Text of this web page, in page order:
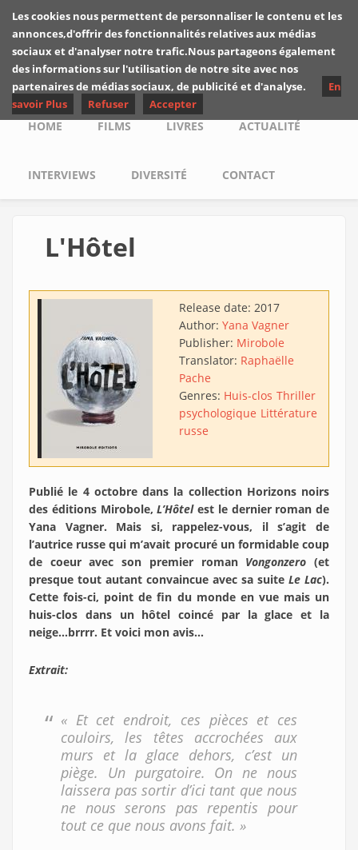
Skip to main content
Les critiques de
Yuyine
Main menu
HOME FILMS LIVRES ACTUALITÉ
INTERVIEWS DIVERSITÉ CONTACT
L'Hôtel
Release date: 2017
Author: Yana Vagner
Publisher: Mirobole
Translator: Raphaëlle
Pache
Genres: Huis-clos Thriller
psychologique Littérature
russe
Publié le 4 octobre dans la collection Horizons noirs
des éditions Mirobole,L’Hôtel est le dernier roman de
Yana Vagner. Mais si, rappelez-vous, il s’agit de
l’autrice russe qui m’avait procuré un formidable coup
de coeur avec son premier roman Vongonzero(et
presque tout autant convaincue avec sa suite Le Lac).
Cette fois-ci, point de fin du monde en vue mais un
huis-clos dans un hôtel coincé par la glace et la
neige…brrrr. Et voici mon avis…
Extrait:
« Et cet endroit, ces pièces et ces
couloirs, les têtes accrochées aux
murs et la glace dehors, c’est un
piège. Un purgatoire. On ne nous
laissera pas sortir d’ici tant que nous
ne nous serons pas repentis pour
tout ce que nous avons fait. »
Les cookies nous permettent de personnaliser le contenu et les
annonces,d'offrir des fonctionnalités relatives aux médias
sociaux et d'analyser notre trafic.Nous partageons également
des informations sur l'utilisation de notre site avec nos
partenaires de médias sociaux, de publicité et d'analyse.
En
savoir Plus
Refuser Accepter